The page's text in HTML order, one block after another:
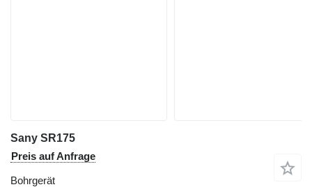
Sany SR175
Preis auf Anfrage
Bohrgerät